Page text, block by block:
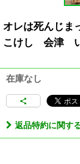
オレは死んじ
こけし 会津
在庫なし
返品特約に関す